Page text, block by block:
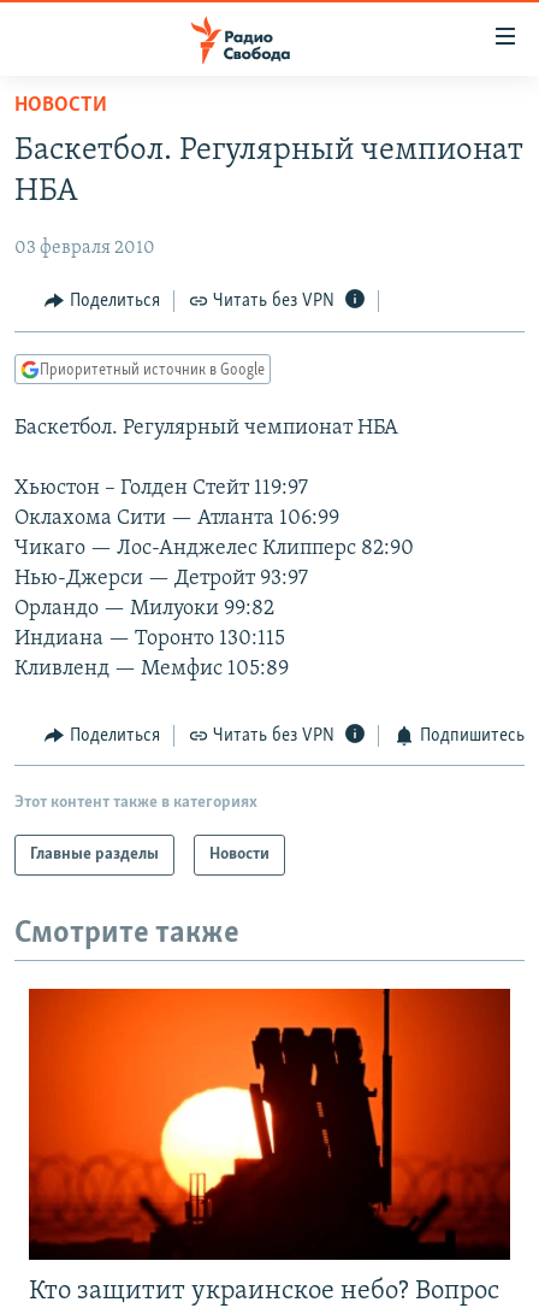
упрощенного
доступа
Вернуться
основному
Вернутся
главной
навигации
Вернутся
поиску
ПРОГРАММЫ
ЦИТАТЫ СВОБОДЫ
МНЕНИЯ
IDEL.РЕАЛИИ
КАВКАЗ.РЕАЛИИ
СЕВЕР.РЕАЛИИ
СИБИРЬ.РЕАЛИИ
РАСПИСАНИЕ ВЕЩАНИЯ
ПОДПИШИТЕСЬ НА РАССЫЛКУ
СОЦИАЛЬНЫЕ СЕТИ
Все сайты РСЕ/РС
НОВОСТИ
Баскетбол. Регулярный чемпионат
НБА
03 февраля 2010
Поделиться Читать без VPN
Приоритетный источник в Google
Баскетбол. Регулярный чемпионат НБА
Хьюстон – Голден Стейт 119:97
Оклахома Сити — Атланта 106:99
Чикаго — Лос-Анджелес Клипперс 82:90
Нью-Джерси — Детройт 93:97
Орландо — Милуоки 99:82
Индиана — Торонто 130:115
Кливленд — Мемфис 105:89
Поделиться Читать без VPN Подпишитесь
Этот контент также в категориях
Главные разделы Новости
Смотрите также
Кто защитит украинское небо? Вопрос